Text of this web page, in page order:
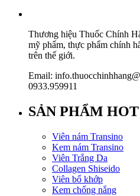
Thương hiệu Thuốc Chính
mỹ phẩm, thực phẩm chính
trên thế giới.
Email:
0933.959911
SẢN PHẨM HOT
Viên nám Transino
Kem nám Transino
Viên Trắng Da
Collagen Shiseido
Viên bổ khớp
Kem chống nắng